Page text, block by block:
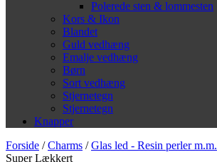
Polerede sten & lommesten
Kors & Ikon
Blandet
Guld vedhæng
Emalje vedhæng
Børn
Sort vedhæng
Stjernetegn
Stjernetegn
Knapper
Forside /Charms /Glas led - Resin perler m.m.
Super Lækkert